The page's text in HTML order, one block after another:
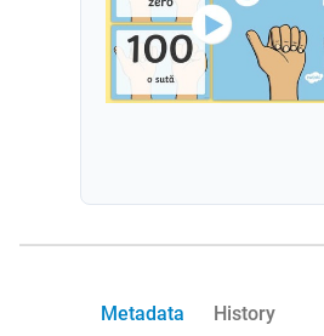
Metadata History